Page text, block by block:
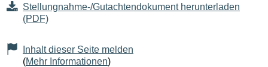
Stellungnahme-/Gutachtendokument herunterladen
(PDF)
Inhalt dieser Seite melden
(Mehr Informationen)